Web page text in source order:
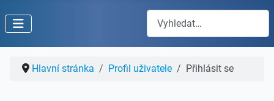
Hledat
Hlavní stránka Profil uživatele Přihlásit se